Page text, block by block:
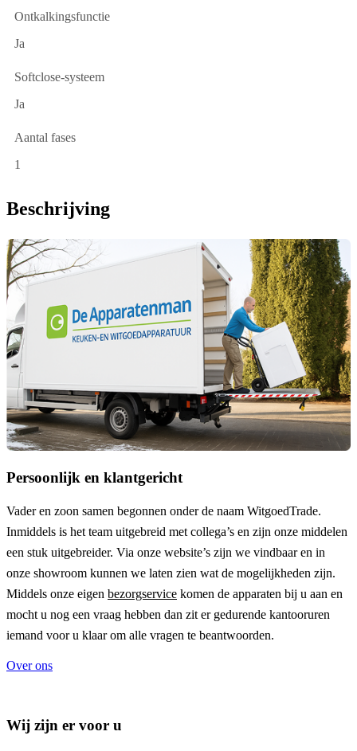
Ontkalkingsfunctie
Ja
Softclose-systeem
Ja
Aantal fases
1
Beschrijving
Persoonlijk en klantgericht
Vader en zoon samen begonnen onder de naam WitgoedTrade.
Inmiddels is het team uitgebreid met collega’s en zijn onze middelen
een stuk uitgebreider. Via onze website’s zijn we vindbaar en in
onze showroom kunnen we laten zien wat de mogelijkheden zijn.
Middels onze eigen bezorgservice komen de apparaten bij u aan en
mocht u nog een vraag hebben dan zit er gedurende kantooruren
iemand voor u klaar om alle vragen te beantwoorden.
Over ons
Wij zijn er voor u